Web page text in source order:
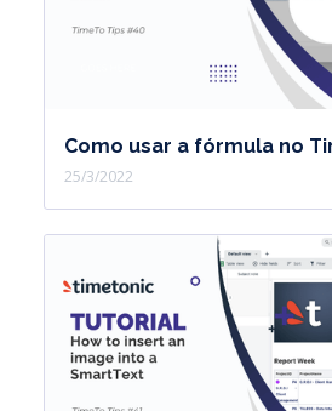
Como usar a fórmula no
25/3/2022